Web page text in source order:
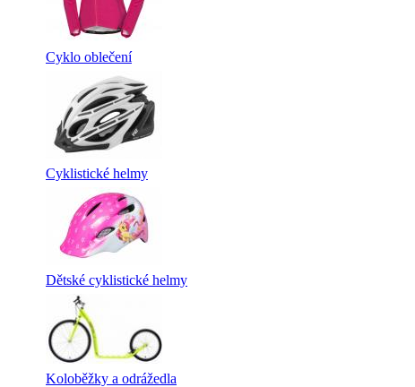
Cyklo oblečení
Cyklistické helmy
Dětské cyklistické helmy
Koloběžky a odrážedla